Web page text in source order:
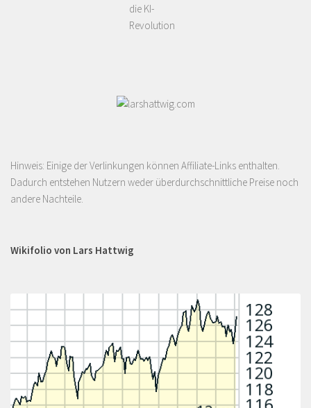
die KI-
Revolution
Hinweis: Einige der Verlinkungen können Affiliate-Links enthalten.
Dadurch entstehen Nutzern weder überdurchschnittliche Preise noch
andere Nachteile.
Wikifolio von Lars Hattwig